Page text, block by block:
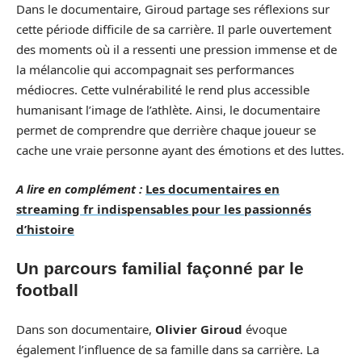
Dans le documentaire, Giroud partage ses réflexions sur
cette période difficile de sa carrière. Il parle ouvertement
des moments où il a ressenti une pression immense et de
la mélancolie qui accompagnait ses performances
médiocres. Cette vulnérabilité le rend plus accessible
humanisant l’image de l’athlète. Ainsi, le documentaire
permet de comprendre que derrière chaque joueur se
cache une vraie personne ayant des émotions et des luttes.
A lire en complément : Les documentaires en
streaming fr indispensables pour les passionnés
d’histoire
Un parcours familial façonné par le
football
Dans son documentaire, Olivier Giroud évoque
également l’influence de sa famille dans sa carrière. La